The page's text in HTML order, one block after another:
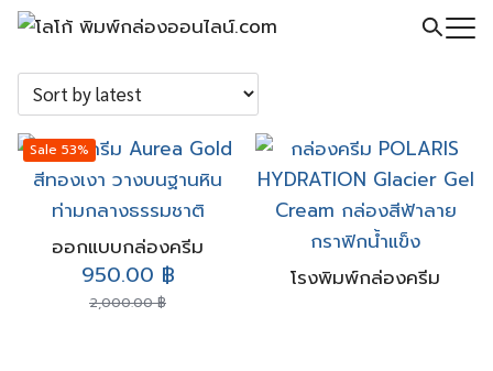
Skip
content
for:
Sale 53%
ออกแบบกล่องครีม
2,000.00฿
Original
price
950.00 ฿Current
โรงพิมพ์กล่องครีม